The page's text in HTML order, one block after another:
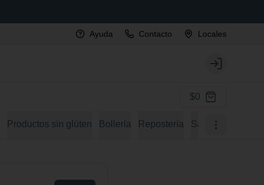
Ayuda Contacto Locales
Login
$0
Productos sin glúten Bollería Repostería Sandwiches